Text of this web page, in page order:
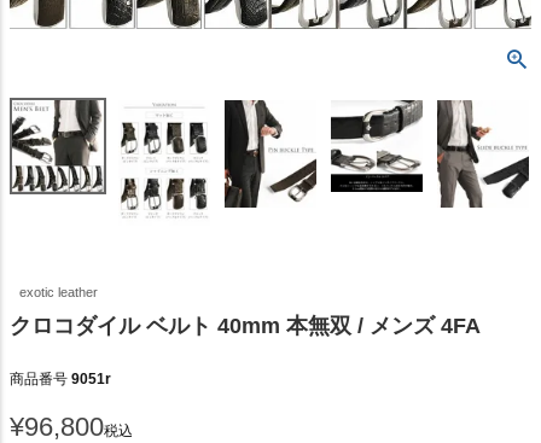
exotic leather
クロコダイル ベルト 40mm 本無双 / メンズ 4FA
商品番号 9051r
¥96,800税込